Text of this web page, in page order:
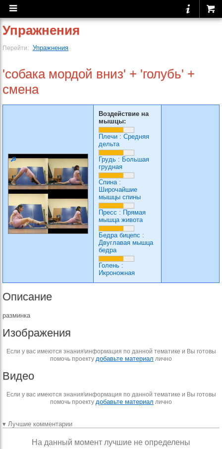
Упражнения
Перейти: Упражнения
'собака мордой вниз' + 'голубь' +
смена
Воздействие на
мышцы:
Плечи : Средняя
дельта
Грудь : Большая
грудная
Спина:
Широчайшие
мышцы спины
Пресс : Прямая
мышца живота
Бедра бицепс :
Двуглавая мышца
бедра
Голень :
Икроножная
Описание
разминка
Изображения
Если у вас имеются знания\информация по данной тематике и Вы готовы
помочь проекту добавьте материал лично
Видео
Если у вас имеются знания\информация по данной тематике и Вы готовы
помочь проекту добавьте материал лично
▾ Лучшие комментарии
На данный момент лучшие не определены